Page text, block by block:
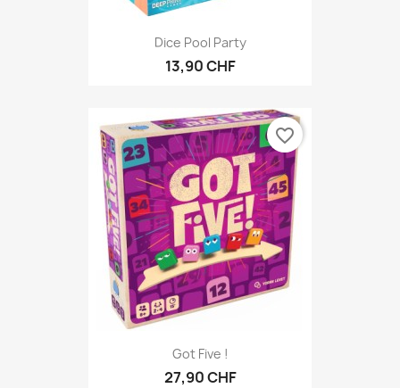
Dice Pool Party
13,90 CHF
Got Five !
27,90 CHF
favorite_border